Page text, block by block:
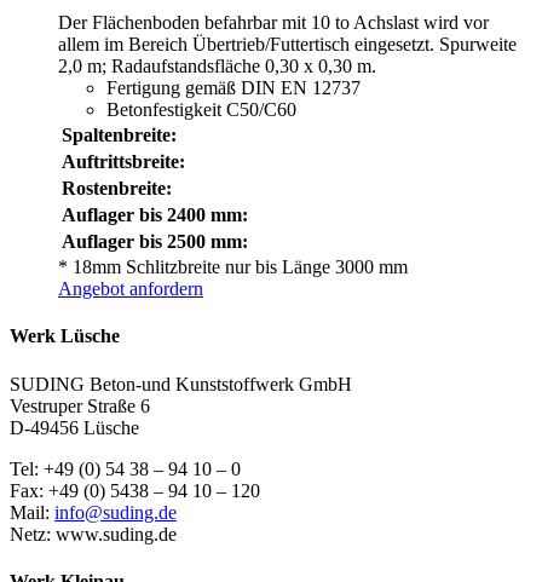
Der Flächenboden befahrbar mit 10 to Achslast wird vor
allem im Bereich Übertrieb/Futtertisch eingesetzt. Spurweite
2,0 m; Radaufstandsfläche 0,30 x 0,30 m.
Fertigung gemäß DIN EN 12737
Betonfestigkeit C50/C60
Spaltenbreite:
Auftrittsbreite:
Rostenbreite:
Auflager bis 2400 mm:
Auflager bis 2500 mm:
* 18mm Schlitzbreite nur bis Länge 3000 mm
Angebot anfordern
Werk Lüsche
SUDING Beton-und Kunststoffwerk GmbH
Vestruper Straße 6
D-49456 Lüsche
Tel: +49 (0) 54 38 – 94 10 – 0
Fax: +49 (0) 5438 – 94 10 – 120
Mail: info@suding.de
Netz: www.suding.de